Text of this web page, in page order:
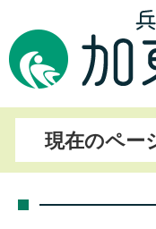
現在のペー